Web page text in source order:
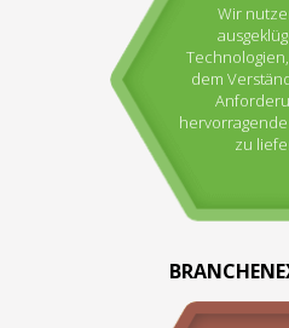
Wir
dem
zu